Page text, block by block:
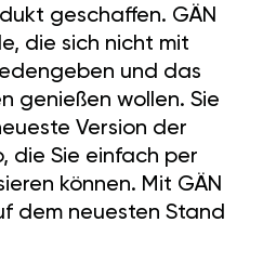
geschaffen. GÄN
die sich nicht mit
und das
genießen wollen. Sie
Version der
die Sie einfach per
können. Mit GÄN
dem neuesten Stand